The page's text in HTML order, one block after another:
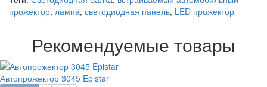
прожектор, лампа, светодиодная панель, LED прожектор
Рекомендуемые товары
Автопрожектор 3045 Epistar